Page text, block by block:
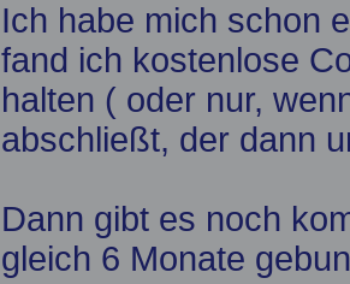
Ich habe mich schon
fand ich kostenlose
halten ( oder nur,
abschließt, der dann
Dann gibt es noch
gleich 6 Monate